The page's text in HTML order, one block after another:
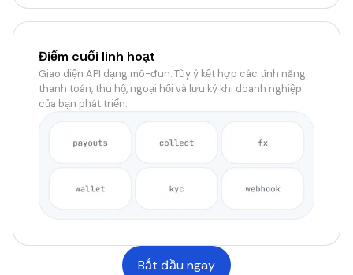
Điểm cuối linh hoạt
Giao diện API dạng mô-đun. Tùy ý kết hợp các tính năng
thanh toán, thu hộ, ngoại hối và lưu ký khi doanh nghiệp
của bạn phát triển.
Bắt đầu ngay